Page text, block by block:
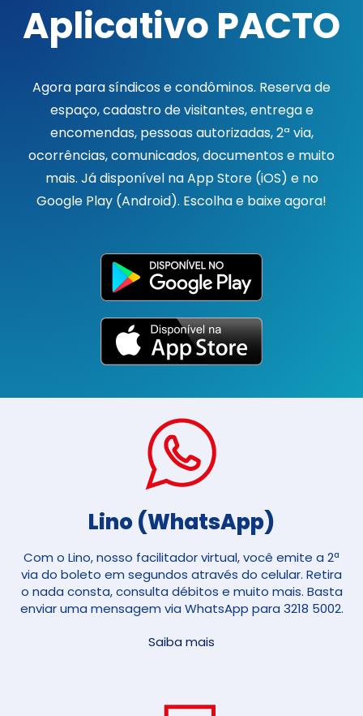
Aplicativo PACTO
Agora para síndicos e condôminos. Reserva de
espaço, cadastro de visitantes, entrega e
encomendas, pessoas autorizadas, 2ª via,
ocorrências, comunicados, documentos e muito
mais. Já disponível na App Store (iOS) e no
Google Play (Android). Escolha e baixe agora!
Lino (WhatsApp)
Com o Lino, nosso facilitador virtual, você emite a 2ª
via do boleto em segundos através do celular. Retira
o nada consta, consulta débitos e muito mais. Basta
enviar uma mensagem via WhatsApp para 3218 5002.
Saiba mais